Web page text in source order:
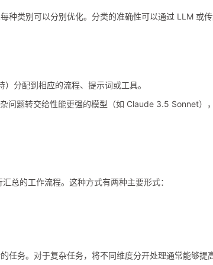
种类别可以分别优化。分类的准确性可以通过 LLM 或
分配到相应的流程、提示词或工具。
题转交给性能更强的模型（如 Claude 3.5 Sonnet），
总的工作流程。这种方式有两种主要形式：
任务。对于复杂任务，将不同维度分开处理通常能够提